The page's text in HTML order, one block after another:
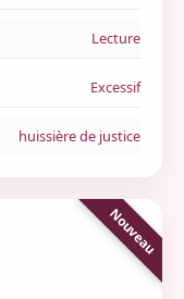
Lecture
Excessif
huissière de justice